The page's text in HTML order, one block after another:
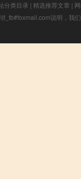
分类目录 | 精选推荐文章 |
说明，我